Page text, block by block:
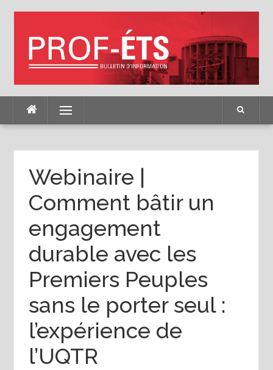
Menu
Webinaire |
Comment bâtir un
engagement
durable avec les
Premiers Peuples
sans le porter seul :
l’expérience de
l’UQTR